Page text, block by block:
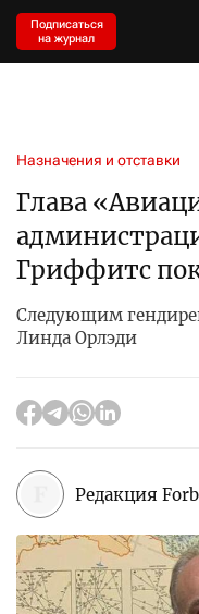
Подписаться
на журнал
Назначения и отставки
Глава
Гриффитс
Следующим
Линда Орлэди
Редакция